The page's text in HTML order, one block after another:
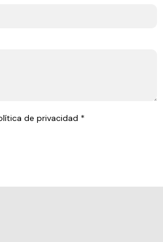
de privacidad *